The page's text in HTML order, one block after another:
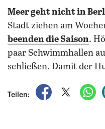
Meer geht nicht in
Stadt ziehen am
beenden die Saison.
paar Schwimmhallen
schließen. Damit der
Teilen:
auf Facebook
auf X